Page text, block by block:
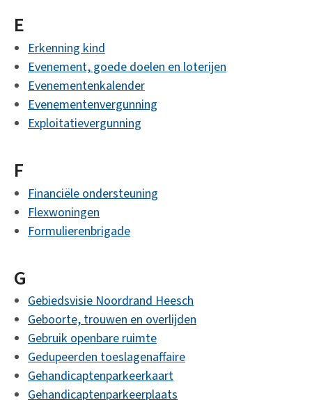
E
Erkenning kind
Evenement, goede doelen en loterijen
Evenementenkalender
Evenementenvergunning
Exploitatievergunning
F
Financiële ondersteuning
Flexwoningen
Formulierenbrigade
G
Gebiedsvisie Noordrand Heesch
Geboorte, trouwen en overlijden
Gebruik openbare ruimte
Gedupeerden toeslagenaffaire
Gehandicaptenparkeerkaart
Gehandicaptenparkeerplaats